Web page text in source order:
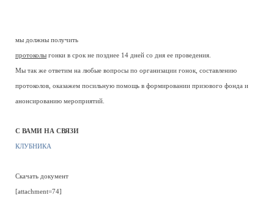
мы должны получить
протоколы гонки в срок не позднее 14 дней со дня ее проведения.
Мы так же ответим на любые вопросы по организации гонок, составлению
протоколов, оказажем посильную помощь в формировании призового фонда и
анонсированию мероприятий.
С ВАМИ НА СВЯЗИ
КЛУБНИКА
Скачать документ
[attachment=74]